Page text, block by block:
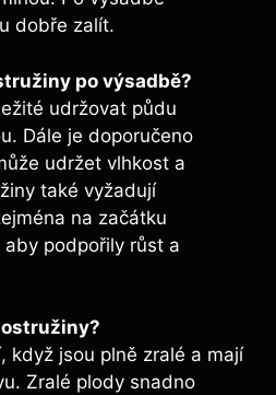
dobře zalít.
po výsadbě?
udržovat půdu
Dále je doporučeno
udržet vlhkost a
také vyžadují
na začátku
podpořily růst a
když jsou plně zralé a mají
Zralé plody snadno